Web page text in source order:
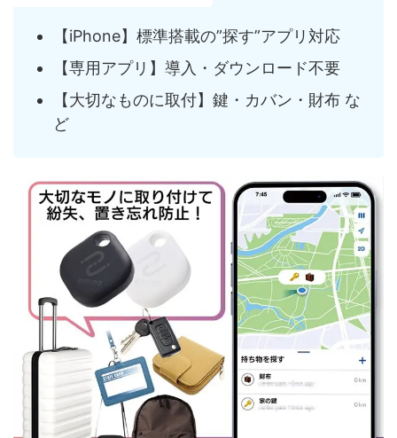
【iPhone】標準搭載の”探す”アプリ対応
【専用アプリ】導入・ダウンロード不要
【大切なものに取付】鍵・カバン・財布 な
ど